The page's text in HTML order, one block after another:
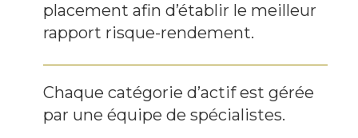
placement afin d’établir le meilleur
rapport risque-rendement.
Chaque catégorie d’actif est gérée
par une équipe de spécialistes.